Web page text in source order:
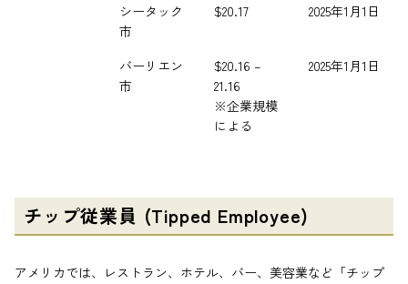
シータック
市
$20.17 2025年1月1日
バーリエン
市
$20.16 –
21.16
※企業規模
による
2025年1月1日
チップ従業員 (Tipped Employee)
アメリカでは、レストラン、ホテル、バー、美容業など「チップ